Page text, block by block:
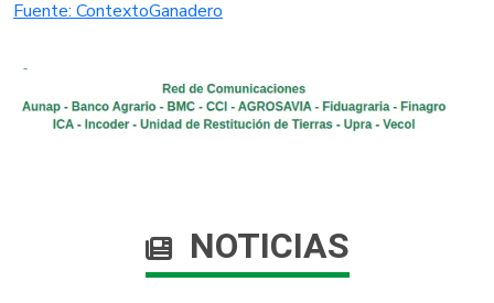
Fuente: ContextoGanadero
NOTICIAS